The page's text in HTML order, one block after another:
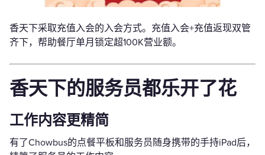
香天下采取充值入会的入会方式。充值入会+充值返现双管
齐下，帮助餐厅单月锁定超100K营业额。
香天下的服务员都乐开了花
工作内容更精简
有了Chowbus的点餐平板和服务员随身携带的手持iPad后，